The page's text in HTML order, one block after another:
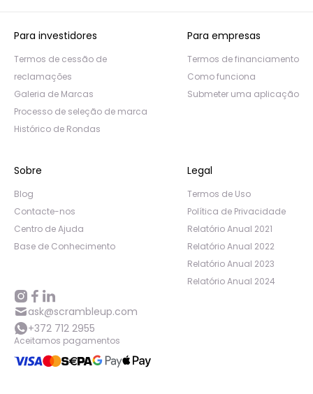
Para investidores
Termos de cessão de
reclamações
Galeria de Marcas
Processo de seleção de marca
Histórico de Rondas
Para empresas
Termos de financiamento
Como funciona
Submeter uma aplicação
Sobre
Blog
Contacte-nos
Centro de Ajuda
Base de Conhecimento
Legal
Termos de Uso
Política de Privacidade
Relatório Anual 2021
Relatório Anual 2022
Relatório Anual 2023
Relatório Anual 2024
ask@scrambleup.com
+372 712 2955
Aceitamos pagamentos